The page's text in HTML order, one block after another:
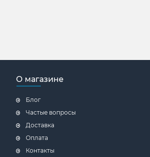
О магазине
Блог
Частые вопросы
Доставка
Оплата
Контакты